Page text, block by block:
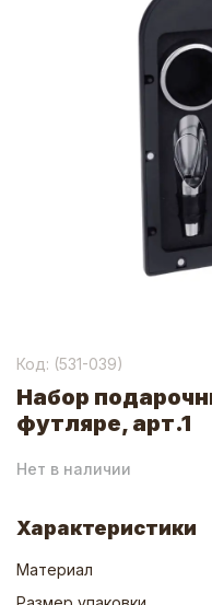
Код: (531-039)
Набор
футляре, арт.1
Нет в наличии
Характеристики
Материал